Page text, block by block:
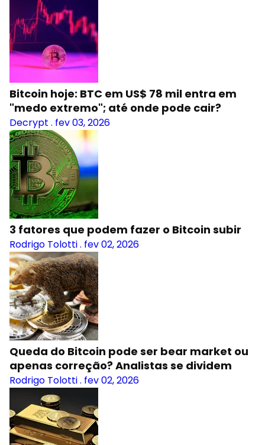
Bitcoin hoje: BTC em US$ 78 mil entra em
"medo extremo"; até onde pode cair?
Decrypt . fev 03, 2026
3 fatores que podem fazer o Bitcoin subir
Rodrigo Tolotti. fev 02, 2026
Queda do Bitcoin pode ser bear market ou
apenas correção? Analistas se dividem
Rodrigo Tolotti. fev 02, 2026